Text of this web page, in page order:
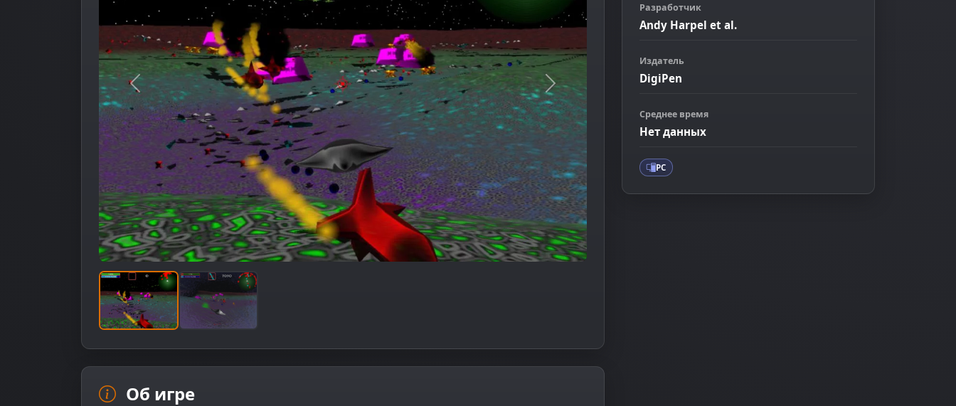
Предыдущее изображение Следующее изображение
Об игре
Разработчик
Andy Harpel et al.
Издатель
DigiPen
Среднее время
Нет данных
PC